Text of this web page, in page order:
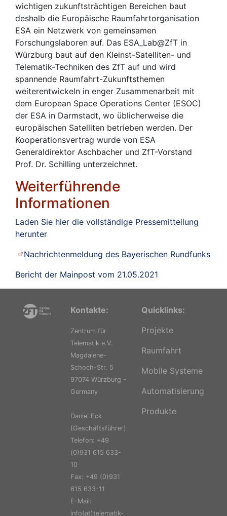
wichtigen zukunftsträchtigen Bereichen baut
deshalb die Europäische Raumfahrtorganisation
ESA ein Netzwerk von gemeinsamen
Forschungslaboren auf. Das ESA_Lab@ZfT in
Würzburg baut auf den Kleinst-Satelliten- und
Telematik-Techniken des ZfT auf und wird
spannende Raumfahrt-Zukunftsthemen
weiterentwickeln in enger Zusammenarbeit mit
dem European Space Operations Center (ESOC)
der ESA in Darmstadt, wo üblicherweise die
europäischen Satelliten betrieben werden. Der
Kooperationsvertrag wurde von ESA
Generaldirektor Aschbacher und ZfT-Vorstand
Prof. Dr. Schilling unterzeichnet.
Weiterführende
Informationen
Laden Sie hier die vollständige Pressemitteilung
herunter
Nachrichtenmeldung des Bayerischen Rundfunks
Bericht der Mainpost vom 21.05.2021
Kontakte:
Zentrum für
Telematik e.V.
Magdalene-
Schoch-Str. 5
97074 Würzburg -
Germany
Daniel Eck
(Geschäftsführer)
Telefon: +49
(0)931 615 633-
10
Fax: +49 (0)931
615 633-11
E-Mail:
info(at)telematik-
Quicklinks:
Projekte
Raumfahrt
Mobile Systeme
Automatisierung
Produkte